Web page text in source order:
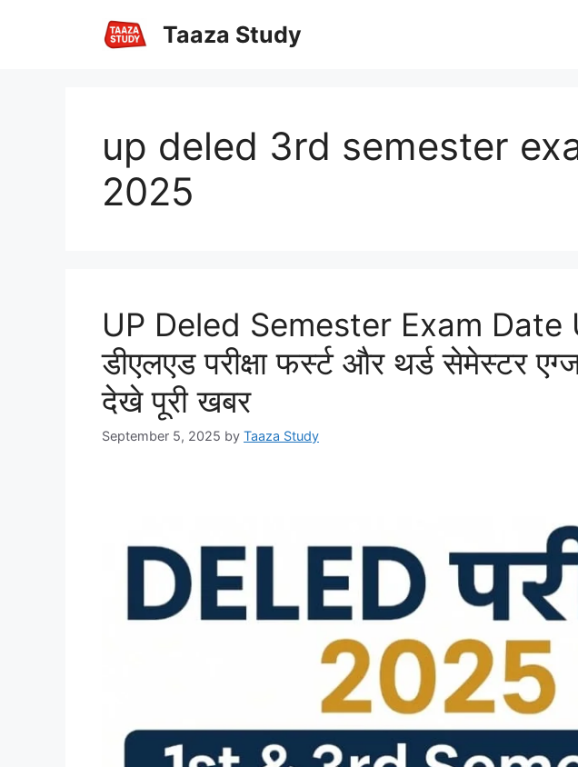
Taaza Study
up deled 3rd semester
2025
UP Deled Semester Exam Date
डीएलएड परीक्षा फर्स्ट और थर्ड सेमेस्टर
देखे पूरी खबर
September 5, 2025 by Taaza Study